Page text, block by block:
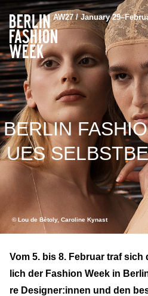
AW27 / January
BERLIN
UES
© Lou de Bètoly, Caroline Kynast
Vom 5. bis 8. Februar traf
lich der Fashion Week in
re Designer:innen und den